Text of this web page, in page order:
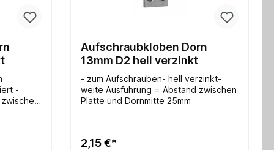
-
Aufschraubkloben Dorn
13mm D2 hell verzinkt
- zum Aufschrauben- hell verzinkt-
weite Ausführung = Abstand zwischen
Platte und Dornmitte 25mm
2,15 €*